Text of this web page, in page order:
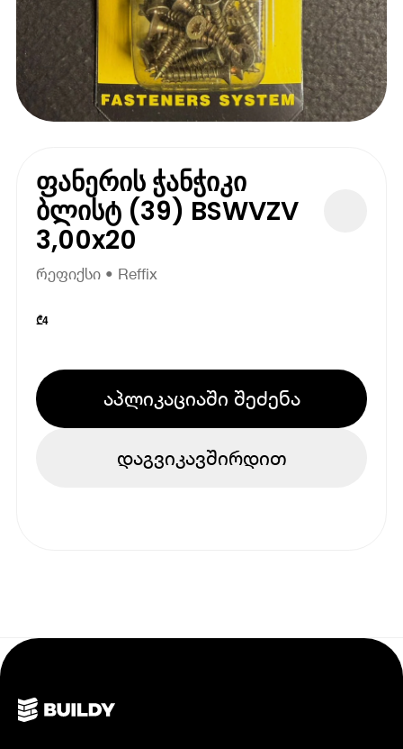
ფანერის ჭანჭიკი
ბლისტ (39) BSWVZV
3,00x20
რეფიქსი • Reffix
₾4
აპლიკაციაში შეძენა
დაგვიკავშირდით